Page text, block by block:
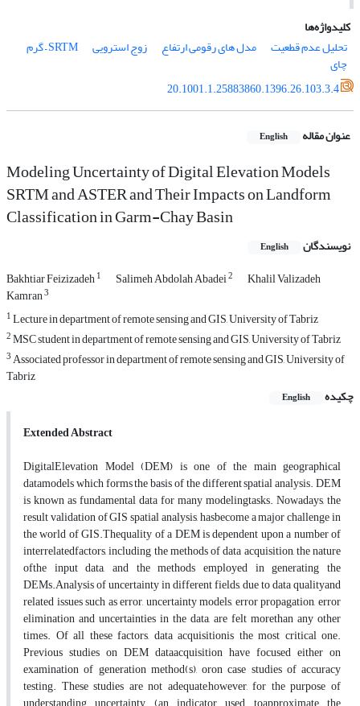
کلیدواژه‌ها
تحلیل عدم قطعیت
مدل های رقومی ارتفاع زوج استرویی SRTM – گرم
چای
20.1001.1.25883860.1396.26.103.3.4
عنوان مقاله English
Modeling Uncertainty of Digital Elevation Models
SRTM and ASTER and Their Impacts on Landform
Classification in Garm-Chay Basin
نویسندگان English
Bakhtiar Feizizadeh1 Salimeh Abdolah Abadei2 Khalil Valizadeh
Kamran3
1Lecture in department of remote sensing and GIS, University of Tabriz
2MSC student in department of remote sensing and GIS, University of Tabriz
3Associated professor in department of remote sensing and GIS, University of
Tabriz
چکیده
English
Extended Abstract
DigitalElevation Model (DEM) is one of the main geographical
datamodels which forms the basis of the different spatial analysis. DEM
is known as fundamental data for many modelingtasks. Nowadays, the
result validation of GIS spatial analysis, hasbecome a major challenge in
the world of GIS.Thequality of a DEM is dependent upon a number of
interrelatedfactors, including the methods of data acquisition, the nature
ofthe input data, and the methods employed in generating the
DEMs.Analysis of uncertainty in different fields, due to data qualityand
related issues such as error, uncertainty models, error propagation, error
elimination and uncertainties in the data, are felt morethan any other
times. Of all these factors, data acquisitionis the most critical one.
Previous studies on DEM dataacquisition have focused either on
examination of generation method(s), oron case studies of accuracy
testing. These studies are not adequate,however, for the purpose of